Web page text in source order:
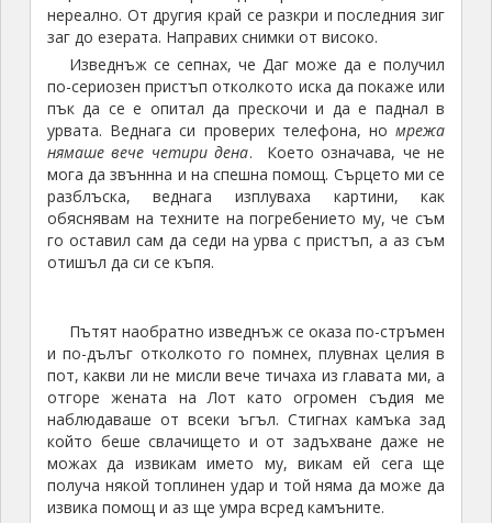
нереално. От другия край се разкри и последния зиг
заг до езерата. Направих снимки от високо.
Изведнъж се сепнах, че Даг може да е получил
по-сериозен пристъп отколкото иска да покаже или
пък да се е опитал да прескочи и да е паднал в
урвата. Веднага си проверих телефона, номрежа
нямаше вече четири дена. Което означава, че не
мога да звъннна и на спешна помощ. Сърцето ми се
разблъска, веднага изплуваха картини, как
обяснявам на техните на погребението му, че съм
го оставил сам да седи на урва с пристъп, а аз съм
отишъл да си се къпя.
Пътят наобратно изведнъж се оказа по-стръмен
и по-дълъг отколкото го помнех, плувнах целия в
пот, какви ли не мисли вече тичаха из главата ми, а
отгоре жената на Лот като огромен съдия ме
наблюдаваше от всеки ъгъл. Стигнах камъка зад
който беше свлачището и от задъхване даже не
можах да извикам името му, викам ей сега ще
получа някой топлинен удар и той няма да може да
извика помощ и аз ще умра всред камъните.